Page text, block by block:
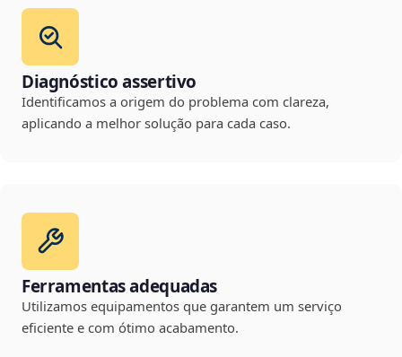
Diagnóstico assertivo
Identificamos a origem do problema com clareza,
aplicando a melhor solução para cada caso.
Ferramentas adequadas
Utilizamos equipamentos que garantem um serviço
eficiente e com ótimo acabamento.